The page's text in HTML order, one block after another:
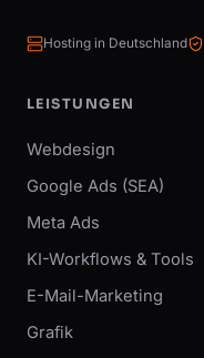
Hosting in Deutschland
LEISTUNGEN
Webdesign
Google Ads (SEA)
Meta Ads
KI-Workflows & Tools
E-Mail-Marketing
Grafik